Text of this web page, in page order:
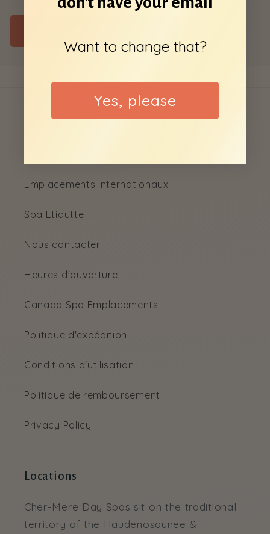
Menu
Emplacements internationaux
Spa Etiqutte
Nous contacter
Heures d'ouverture
Canada Spa Emplacements
Politique d'expédition
Conditions d'utilisation
Politique de remboursement
Privacy Policy
Locations
Cher-Mere Day Spas sit on the traditional
territory of the Haudenosaunee &
Want to change that?
Yes, please